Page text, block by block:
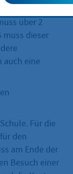
über 2
muss dieser
auch eine
Für die
den
am Ende der
Besuch einer